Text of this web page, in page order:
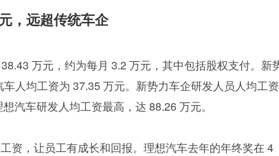
，远超传统车企
万元，约为每月 3.2 万元，其中包括股权支付。新
人均工资为 37.35 万元。新势力车企研发人员人均工资
汽车研发人均工资最高，达 88.26 万元。
资，让员工有成长和回报。理想汽车去年的年终奖在 4